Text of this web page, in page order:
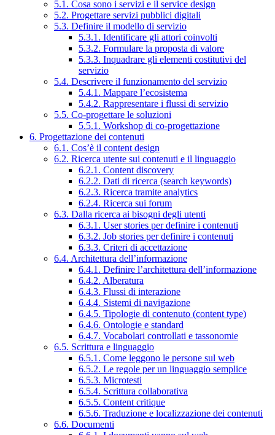
5.1. Cosa sono i servizi e il service design
5.2. Progettare servizi pubblici digitali
5.3. Definire il modello di servizio
5.3.1. Identificare gli attori coinvolti
5.3.2. Formulare la proposta di valore
5.3.3. Inquadrare gli elementi costitutivi del
servizio
5.4. Descrivere il funzionamento del servizio
5.4.1. Mappare l’ecosistema
5.4.2. Rappresentare i flussi di servizio
5.5. Co-progettare le soluzioni
5.5.1. Workshop di co-progettazione
6. Progettazione dei contenuti
6.1. Cos’è il content design
6.2. Ricerca utente sui contenuti e il linguaggio
6.2.1. Content discovery
6.2.2. Dati di ricerca (search keywords)
6.2.3. Ricerca tramite analytics
6.2.4. Ricerca sui forum
6.3. Dalla ricerca ai bisogni degli utenti
6.3.1. User stories per definire i contenuti
6.3.2. Job stories per definire i contenuti
6.3.3. Criteri di accettazione
6.4. Architettura dell’informazione
6.4.1. Definire l’architettura dell’informazione
6.4.2. Alberatura
6.4.3. Flussi di interazione
6.4.4. Sistemi di navigazione
6.4.5. Tipologie di contenuto (content type)
6.4.6. Ontologie e standard
6.4.7. Vocabolari controllati e tassonomie
6.5. Scrittura e linguaggio
6.5.1. Come leggono le persone sul web
6.5.2. Le regole per un linguaggio semplice
6.5.3. Microtesti
6.5.4. Scrittura collaborativa
6.5.5. Content critique
6.5.6. Traduzione e localizzazione dei contenuti
6.6. Documenti